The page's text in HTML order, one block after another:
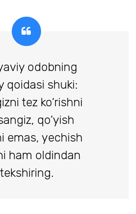
odobning
qoidasi shuki:
tez ko‘rishni
qo‘yish
emas, yechish
ham oldindan
tekshiring.